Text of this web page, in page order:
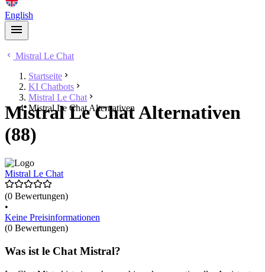
English
Mistral Le Chat
Startseite
KI Chatbots
Mistral Le Chat
Mistral Le Chat Alternativen
Mistral Le Chat Alternativen
(88)
Mistral Le Chat
(0 Bewertungen)
•
Keine Preisinformationen
(0 Bewertungen)
Was ist le Chat Mistral?